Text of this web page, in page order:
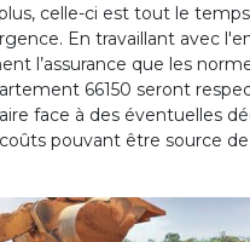
celle-ci est tout le
En travaillant avec
l’assurance que les
66150 seront
face à des éventuelles
pouvant être source de